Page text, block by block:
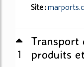
Site :
1
Transport
produits